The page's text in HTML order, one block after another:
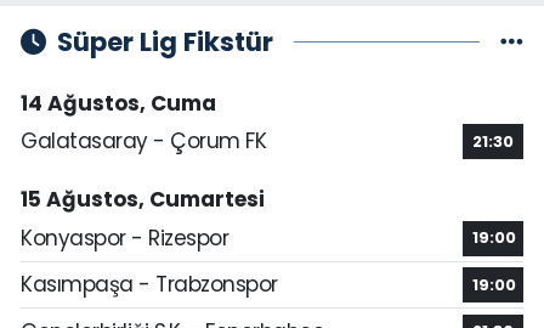
Süper Lig Fikstür
14 Ağustos, Cuma
Galatasaray - Çorum FK
21:30
15 Ağustos, Cumartesi
Konyaspor - Rizespor
19:00
Kasımpaşa - Trabzonspor 19:00